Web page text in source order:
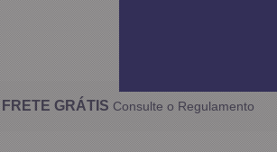
FRETE GRÁTIS Consulte o Regulamento